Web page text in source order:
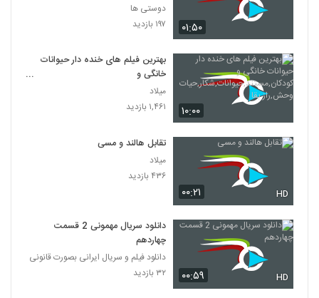
۰۱:۵۰
دوستی ها
۱۹۷ بازدید
۱۰:۰۰
بهترین فیلم های خنده دار حیوانات
خانگی و
کودکان,مستند,حیوانات,شکار,حیات
وحش,راز بقا
میلاد
۱,۴۶۱ بازدید
۰۰:۲۱ HD
تقابل هالند و مسی
میلاد
۴۳۶ بازدید
۰۰:۵۹ HD
دانلود سریال مهمونی 2 قسمت
چهاردهم
دانلود فیلم و سریال ایرانی بصورت قانونی
۳۲ بازدید